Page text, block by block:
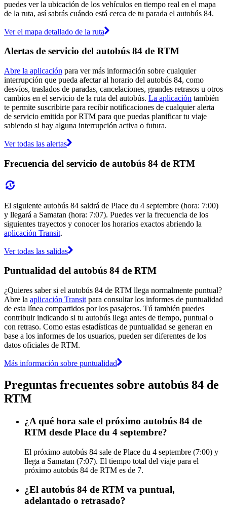
puedes ver la ubicación de los vehículos en tiempo real en el mapa
de la ruta, así sabrás cuándo está cerca de tu parada el autobús 84.
Ver el mapa detallado de la ruta
Alertas de servicio del autobús 84 de RTM
Abre la aplicación para ver más información sobre cualquier
interrupción que pueda afectar al horario del autobús 84, como
desvíos, traslados de paradas, cancelaciones, grandes retrasos u otros
cambios en el servicio de la ruta del autobús. La aplicación también
te permite suscribirte para recibir notificaciones de cualquier alerta
de servicio emitida por RTM para que puedas planificar tu viaje
sabiendo si hay alguna interrupción activa o futura.
Ver todas las alertas
Frecuencia del servicio de autobús 84 de RTM
El siguiente autobús 84 saldrá de Place du 4 septembre (hora: 7:00)
y llegará a Samatan (hora: 7:07). Puedes ver la frecuencia de los
siguientes trayectos y conocer los horarios exactos abriendo la
aplicación Transit.
Ver todas las salidas
Puntualidad del autobús 84 de RTM
¿Quieres saber si el autobús 84 de RTM llega normalmente puntual?
Abre la aplicación Transit para consultar los informes de puntualidad
de esta línea compartidos por los pasajeros. Tú también puedes
contribuir indicando si tu autobús llega antes de tiempo, puntual o
con retraso. Como estas estadísticas de puntualidad se generan en
base a los informes de los usuarios, pueden ser diferentes de los
datos oficiales de RTM.
Más información sobre puntualidad
Preguntas frecuentes sobre autobús 84 de
RTM
¿A qué hora sale el próximo autobús 84 de
RTM desde Place du 4 septembre?
El próximo autobús 84 sale de Place du 4 septembre (7:00) y
llega a Samatan (7:07). El tiempo total del viaje para el
próximo autobús 84 de RTM es de 7.
¿El autobús 84 de RTM va puntual,
adelantado o retrasado?